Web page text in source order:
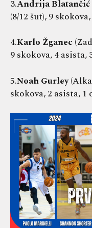
3.Andrija Blatančić
(8/12 šut), 9
4.Karlo Žganec
9 skokova, 4 asista,
5.Noah Gurley
skokova, 2 asista, 1